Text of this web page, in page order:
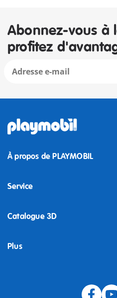
Abonnez-vous à
profitez
À propos de PLAYMOBIL
Service
Catalogue 3D
Plus